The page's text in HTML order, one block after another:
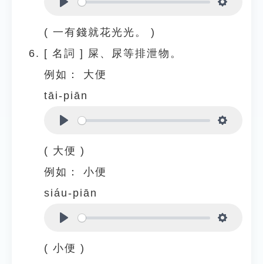
( 一有錢就花光光。 )
[ 名詞 ] 屎、尿等排泄物。
例如：
大便
tāi-piān
( 大便 )
例如：
小便
siáu-piān
( 小便 )